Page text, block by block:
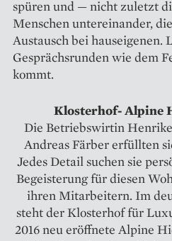
spüren und — nicht zuletzt
Menschen untereinander,
Austausch bei hauseigenen.
Gesprächsrunden wie dem
kommt.
Klosterhof- Alpine
Die Betriebswirtin
Andreas Färber erfüllten
Jedes Detail suchen sie
Begeisterung für diesen
ihren Mitarbeitern. Im
steht der Klosterhof für
2016 neu eröffnete Alpine